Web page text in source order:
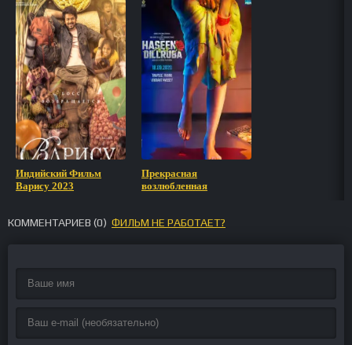
Индийский Фильм
Варису 2023
Прекрасная
возлюбленная
КОММЕНТАРИЕВ (0) ФИЛЬМ НЕ РАБОТАЕТ?